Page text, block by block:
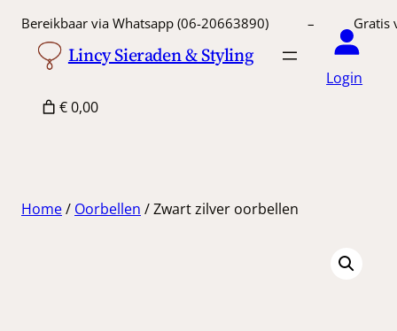
GaBereikbaar via Whatsapp (06-20663890) –
Lincy Sieraden & Styling
Login
€ 0,00
Home/ Oorbellen / Zwart zilver oorbellen